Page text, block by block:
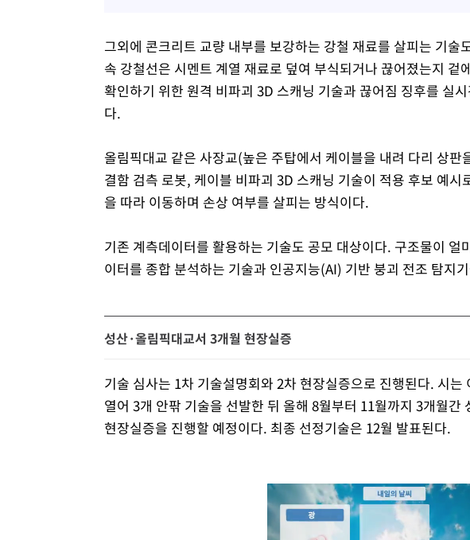
그외에 콘크리트 교량 내부를 보강하는 강철 재료를 살피는 기술
속 강철선은 시멘트 계열 재료로 덮여 부식되거나 끊어졌는지 겉
확인하기 위한 원격 비파괴 3D 스캐닝 기술과 끊어짐 징후를 실
다.
올림픽대교 같은 사장교(높은 주탑에서 케이블을 내려 다리 상판
결함 검측 로봇, 케이블 비파괴 3D 스캐닝 기술이 적용 후보 예
을 따라 이동하며 손상 여부를 살피는 방식이다.
기존 계측데이터를 활용하는 기술도 공모 대상이다. 구조물이 얼
이터를 종합 분석하는 기술과 인공지능(AI) 기반 붕괴 전조 탐지
성산·올림픽대교서 3개월 현장실증
기술 심사는 1차 기술설명회와 2차 현장실증으로 진행된다. 시
열어 3개 안팎 기술을 선발한 뒤 올해 8월부터 11월까지 3개월
현장실증을 진행할 예정이다. 최종 선정기술은 12월 발표된다.